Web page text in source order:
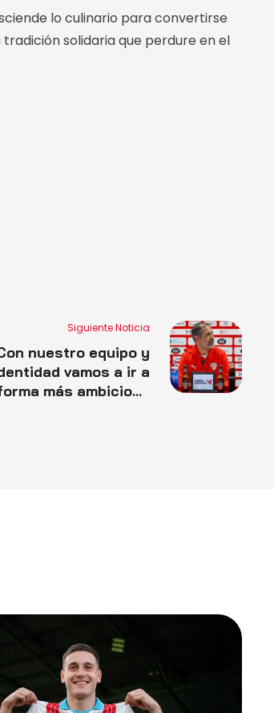
lo culinario para convertirse
solidaria que perdure en el
Siguiente Noticia
nuestro equipo y
vamos a ir a
más ambiciosa